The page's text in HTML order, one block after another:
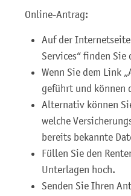
Online-Antrag:
Auf der
Services“ finden
Wenn Sie dem Link
geführt und können
Alternativ können
welche
bereits bekannte
Füllen Sie den
Unterlagen hoch.
Senden Sie Ihren